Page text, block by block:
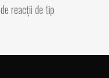
reacții de tip